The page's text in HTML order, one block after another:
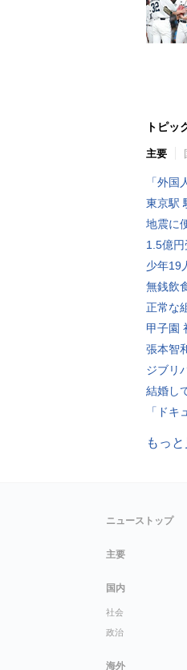
トピッ
主要
「外
東京駅
地震に
1.5億
少年19
無銭飲
正常な
甲子園
張本智
ジブリ
結婚し
「ド
もっ
ニューストップ
主要
国内
社会
政治
海外